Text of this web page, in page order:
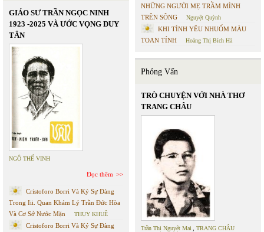
GIÁO SƯ TRẦN NGỌC NINH
1923 -2025 VÀ ƯỚC VỌNG DUY
TÂN
NGÔ THẾ VINH
Đọc thêm
Cristoforo Borri Và Ký Sự Đàng
Trong Iii. Quan Khám Lý Trần Đức Hòa
Và Cơ Sở Nước Mặn
THỤY KHUÊ
Cristoforo Borri Và Ký Sự Đàng
NHỮNG NGƯỜI MẸ TRẦM MÌNH
TRÊN SÔNG
Nguyệt Quỳnh
KHI TÌNH YÊU NHUỐM MÀU
TOAN TÍNH
Hoàng Thị Bích Hà
Phỏng Vấn
TRÒ CHUYỆN VỚI NHÀ THƠ
TRANG CHÂU
Trần Thị Nguyệt Mai TRANG CHÂU